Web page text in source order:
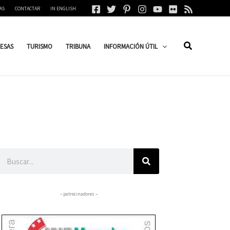
CONTACTAR IN ENGLISH
TURISMO TRIBUNA INFORMACIÓN ÚTIL
– patrocinadores –